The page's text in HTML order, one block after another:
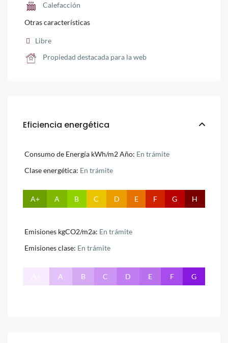
Calefacción
Otras características
Libre
Propiedad destacada para la web
Eficiencia energética
Consumo de Energía kWh/m2 Año: En trámite
Clase energética: En trámite
A+ A B C D E F G H
Emisiones kgCO2/m2a: En trámite
Emisiones clase: En trámite
A B C D E F G